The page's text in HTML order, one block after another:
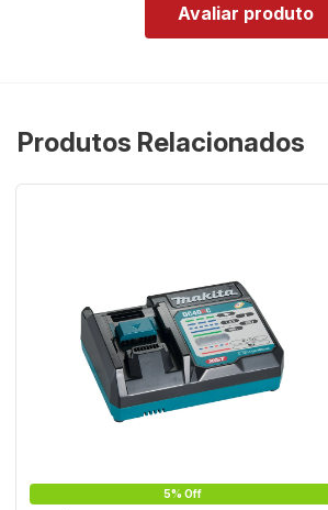
Avaliar produto
Produtos Relacionados
5% Off